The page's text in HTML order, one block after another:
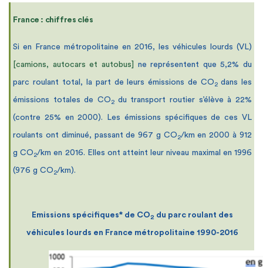
France : chiffres clés
Si en France métropolitaine en 2016, les véhicules lourds (VL)
[camions, autocars et autobus] ne représentent que 5,2% du
parc roulant total, la part de leurs émissions de CO 2 dans les
émissions totales de CO 2 du transport routier s’élève à 22%
(contre 25% en 2000). Les émissions spécifiques de ces VL
roulants ont diminué, passant de 967 g CO 2/km en 2000 à 912
g CO 2/km en 2016. Elles ont atteint leur niveau maximal en 1996
(976 g CO 2/km).
Emissions spécifiques* de CO2 du parc roulant des
véhicules lourds en France métropolitaine 1990-2016